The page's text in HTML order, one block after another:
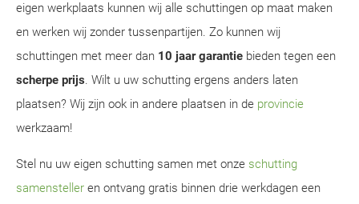
eigen werkplaats kunnen wij alle schuttingen op maat maken
en werken wij zonder tussenpartijen. Zo kunnen wij
schuttingen met meer dan 10 jaar garantie bieden tegen een
scherpe prijs. Wilt u uw schutting ergens anders laten
plaatsen? Wij zijn ook in andere plaatsen in de provincie
werkzaam!
Stel nu uw eigen schutting samen met onze schutting
samensteller en ontvang gratis binnen drie werkdagen een